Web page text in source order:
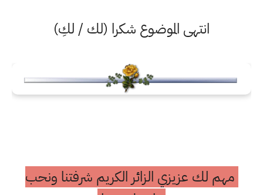
انتهى الموضوع شكرا (لك / لكِ)
مهم لك عزيزي الزائر الكريم شرفتنا ونحب